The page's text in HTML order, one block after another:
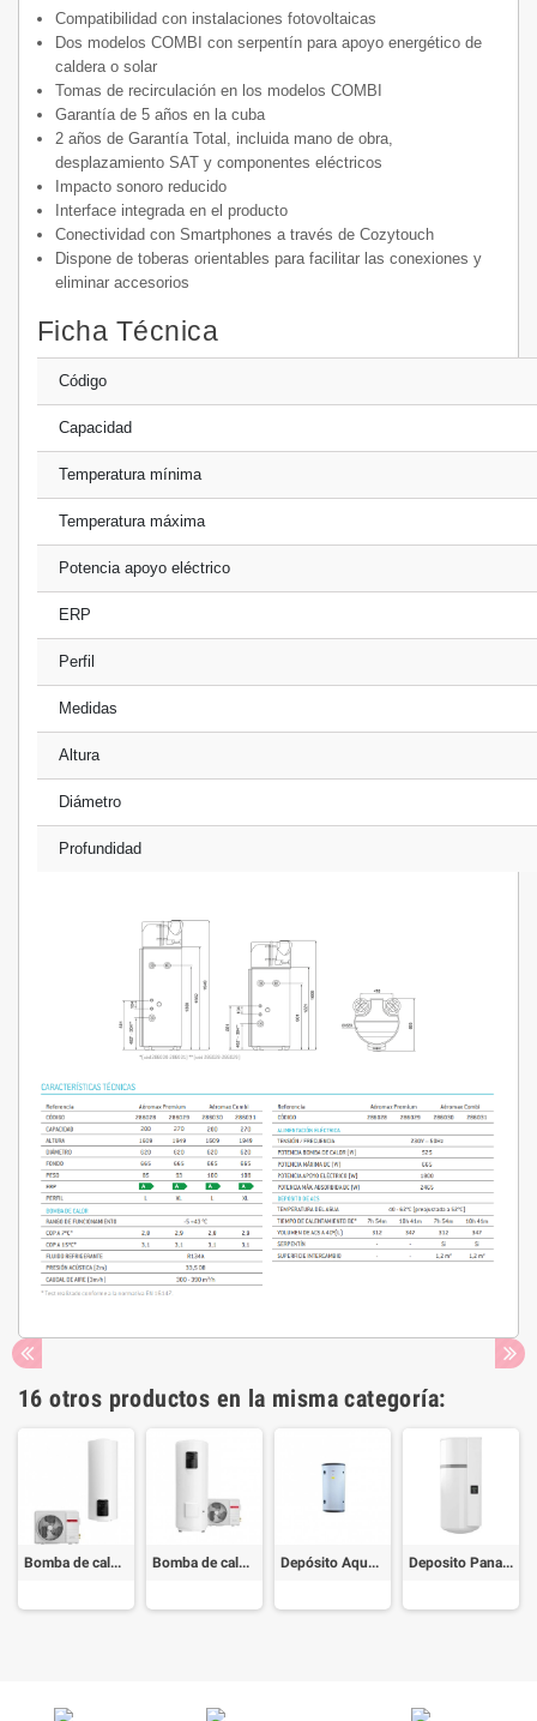
Compatibilidad con instalaciones fotovoltaicas
Dos modelos COMBI con serpentín para apoyo energético de
caldera o solar
Tomas de recirculación en los modelos COMBI
Garantía de 5 años en la cuba
2 años de Garantía Total, incluida mano de obra,
desplazamiento SAT y componentes eléctricos
Impacto sonoro reducido
Interface integrada en el producto
Conectividad con Smartphones a través de Cozytouch
Dispone de toberas orientables para facilitar las conexiones y
eliminar accesorios
Ficha Técnica
Código
Capacidad
Temperatura mínima
Temperatura máxima
Potencia apoyo eléctrico
ERP
Perfil
Medidas
Altura
Diámetro
Profundidad
16 otros productos en la misma categoría:
Bomba de calor Ariston Nuos Split Inverter 150 Bomba de calor Ariston Nuos Split Inverter 270 Depósito Aquaflex ACS SCOM AERO 100 Deposito Panasonic ACS PAW-DHW100W